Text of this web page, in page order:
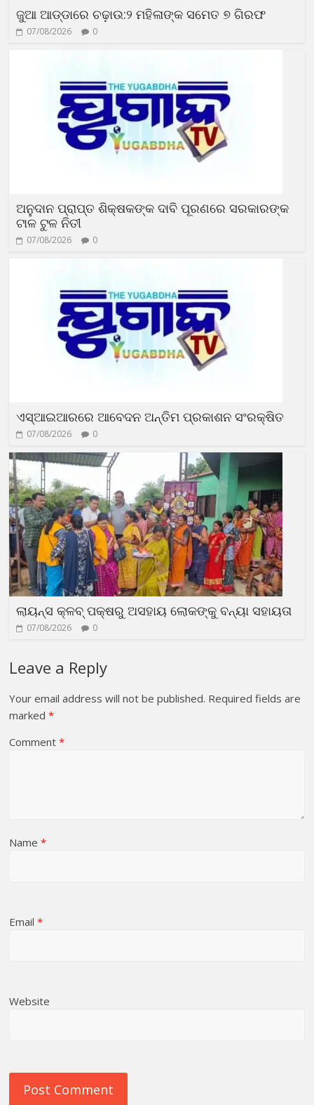
ଜୁଆ ଆଡ୍ଡାରେ ଚଢ଼ାଉ:୨ ମହିଳାଙ୍କ ସମେତ ୭ ଗିରଫ
07/08/2026 0
ଅନୁଦାନ ପ୍ରାପ୍ତ ଶିକ୍ଷକଙ୍କ ଦାବି ପୂରଣରେ ସରକାରଙ୍କ
ଟାଳ ଟୁଳ ନିତୀ
07/08/2026 0
ଏସ୍‌ଆଇଆରରେ ଆବେଦନ ଅନ୍ତିମ ପ୍ରକାଶନ ସଂରକ୍ଷିତ
07/08/2026 0
ଲାୟନ୍ସ କ୍ଳବ୍ ପକ୍ଷରୁ ଅସହାୟ ଲୋକଙ୍କୁ ବନ୍ୟା ସହାୟତା
07/08/2026 0
Leave a Reply
Your email address will not be published. Required fields are
marked*
Comment*
Name*
Email*
Website